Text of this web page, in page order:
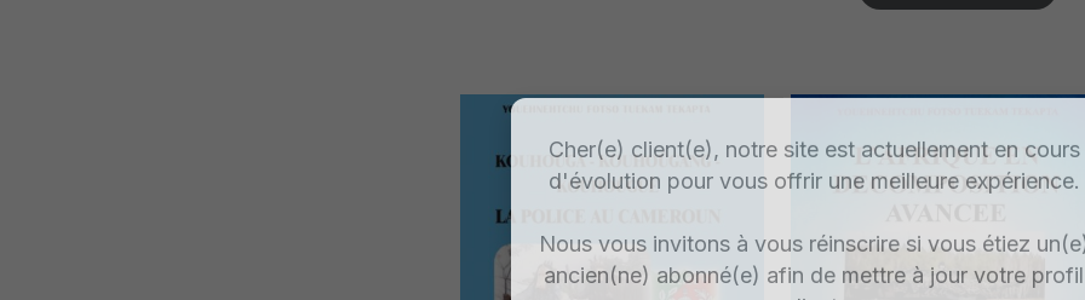
Cher(e) client(e), notre site est actuellement en cours
d'évolution pour vous offrir une meilleure expérience.
Nous vous invitons à vous réinscrire si vous étiez
ancien(ne) abonné(e) afin de mettre à jour votre profil